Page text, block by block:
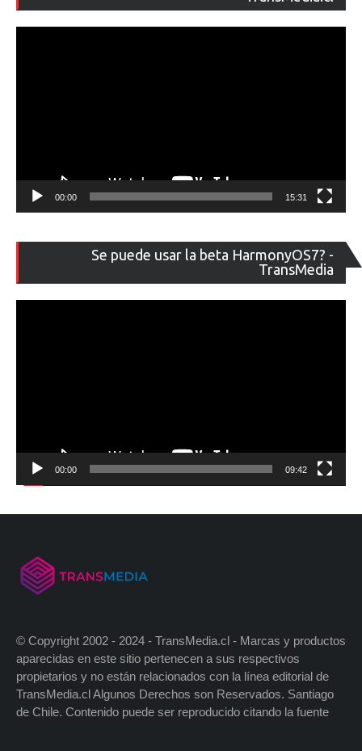
00:00 15:31
Se puede usar la beta HarmonyOS7? -
TransMedia
de
00:00 09:42
© Copyright 2002 - 2024 - TransMedia.cl - Marcas y productos
aparecidas en este sitio pertenecen a sus respectivos
propietarios y no están relacionados con la línea editorial de
TransMedia.cl Algunos Derechos son Reservados. Santiago
de Chile. Contenido puede ser reproducido citando la fuente